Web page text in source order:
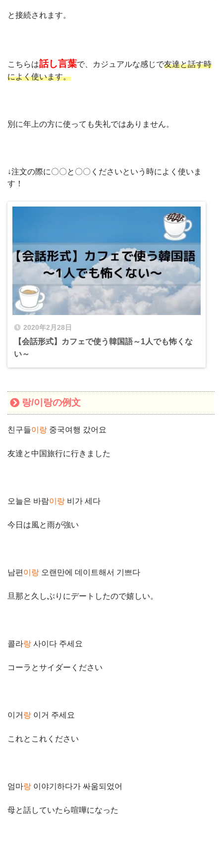
と接続されます。
こちらは話し言葉で、カジュアルな感じで友達と話す時
によく使います。
別に年上の方に使っても失礼ではありません。
↓注文の際に〇〇と〇〇くださいという時によく使いま
す！
2020年2月28日
【会話形式】カフェで使う韓国語～1人でも怖くな
い～
랑/이랑の例文
친구들이랑 중국여행 갔어요
友達と中国旅行に行きました
오늘은 바람이랑 비가 세다
今日は風と雨が強い
남편 이랑 오랜만에 데이트해서 기쁘다
旦那と久しぶりにデートしたので嬉しい。
콜라랑 사이다 주세요
コーラとサイダーください
이거 랑 이거 주세요
これとこれください
엄마랑 이야기하다가 싸움되었어
母と話していたら喧嘩になった